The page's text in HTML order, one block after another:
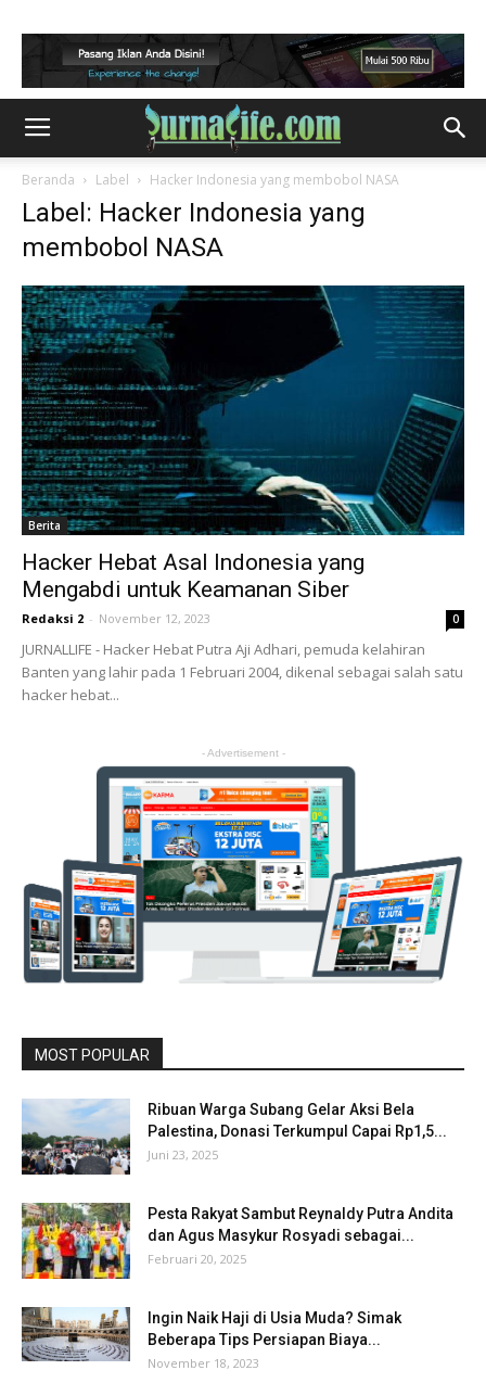
Beranda Label Hacker Indonesia yang membobol NASA
Label: Hacker Indonesia yang
membobol NASA
Berita
Hacker Hebat Asal Indonesia yang
Mengabdi untuk Keamanan Siber
Redaksi 2 - November 12, 2023 0
JURNALLIFE - Hacker Hebat Putra Aji Adhari, pemuda kelahiran
Banten yang lahir pada 1 Februari 2004, dikenal sebagai salah satu
hacker hebat...
- Advertisement -
MOST POPULAR
Ribuan Warga Subang Gelar Aksi Bela
Palestina, Donasi Terkumpul Capai Rp1,5...
Juni 23, 2025
Pesta Rakyat Sambut Reynaldy Putra Andita
dan Agus Masykur Rosyadi sebagai...
Februari 20, 2025
Ingin Naik Haji di Usia Muda? Simak
Beberapa Tips Persiapan Biaya...
November 18, 2023